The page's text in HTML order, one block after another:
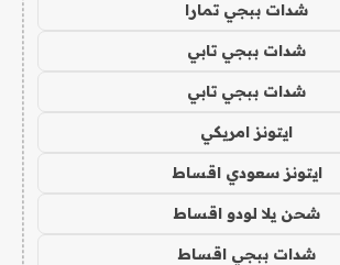
شدات ببجي تمارا
شدات ببجي تابي
شدات ببجي تابي
ايتونز امريكي
ايتونز سعودي اقساط
شحن يلا لودو اقساط
شدات ببجي اقساط